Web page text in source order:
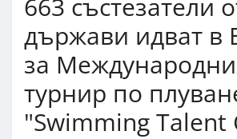
663 състезатели
държави идват в
за
турнир по
"Swimming Talent